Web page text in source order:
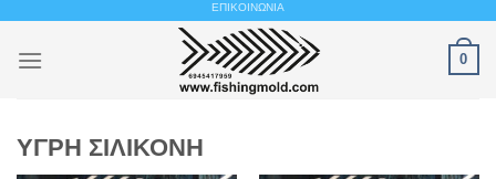
content
ΕΠΙΚΟΙΝΩΝΙΑ
0
ΥΓΡΗ ΣΙΛΙΚΟΝΗ